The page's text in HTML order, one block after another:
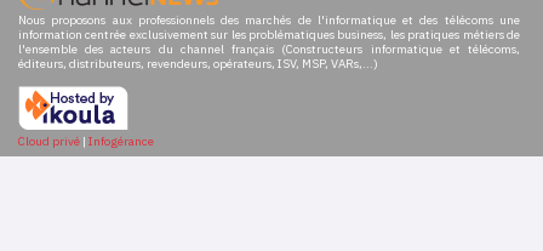
Nous proposons aux professionnels des marchés de l'informatique et des télécoms une
information centrée exclusivement sur les problématiques business, les pratiques métiers de
l'ensemble des acteurs du channel français (Constructeurs informatique et télécoms,
éditeurs, distributeurs, revendeurs, opérateurs, ISV, MSP, VARs,...)
Cloud privé | Infogérance